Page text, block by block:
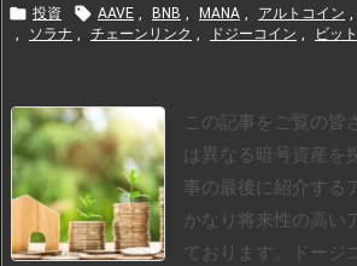
 投資  AAVE , BNB , MANA , アルトコイン ,
,
ソラナ , チェーンリンク , ドジーコイン , ビッ
この記事をご覧の皆
は異なる暗号資産を
事の最後に紹介する
かなり将来性の高い
ております。
ドー